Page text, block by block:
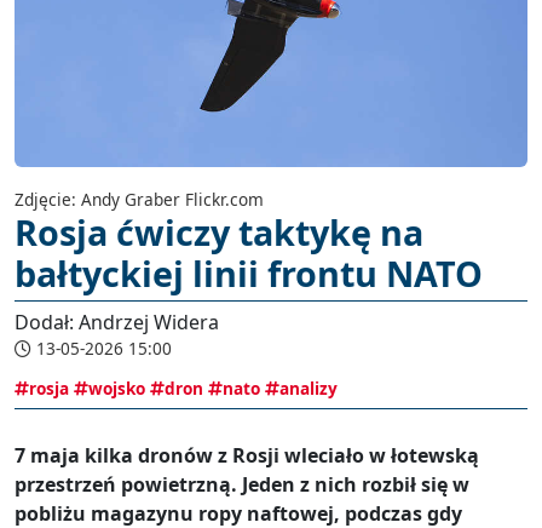
Zdjęcie: Andy Graber Flickr.com
Rosja ćwiczy taktykę na
bałtyckiej linii frontu NATO
Dodał: Andrzej Widera
13-05-2026 15:00
rosja
wojsko dron nato analizy
7 maja kilka dronów z Rosji wleciało w łotewską
przestrzeń powietrzną. Jeden z nich rozbił się w
pobliżu magazynu ropy naftowej, podczas gdy